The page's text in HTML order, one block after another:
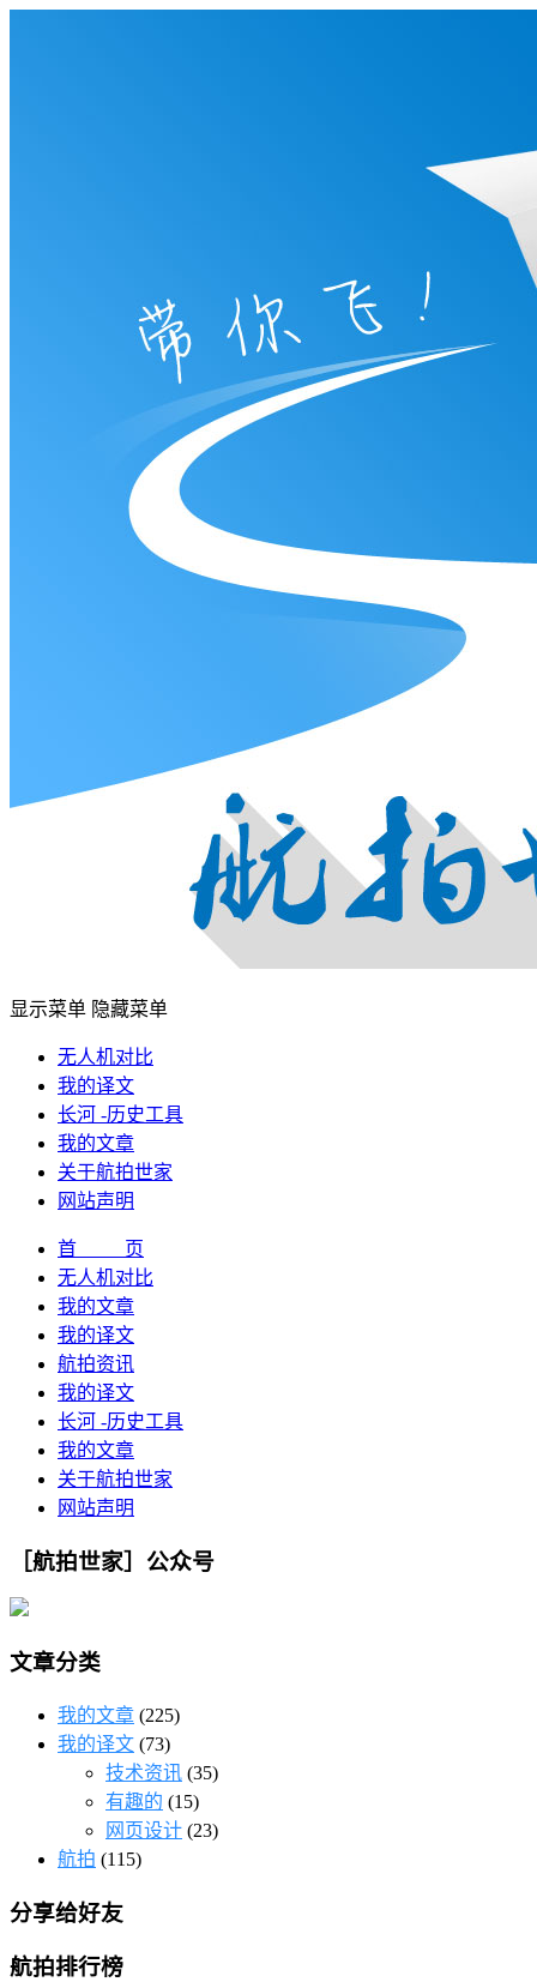
显示菜单 隐藏菜单
无人机对比
我的译文
长河 -历史工具
我的文章
关于航拍世家
网站声明
首 页
无人机对比
我的文章
我的译文
航拍资讯
我的译文
长河 -历史工具
我的文章
关于航拍世家
网站声明
［航拍世家］公众号
文章分类
我的文章 (225)
我的译文 (73)
技术资讯 (35)
有趣的 (15)
网页设计 (23)
航拍 (115)
分享给好友
航拍排行榜